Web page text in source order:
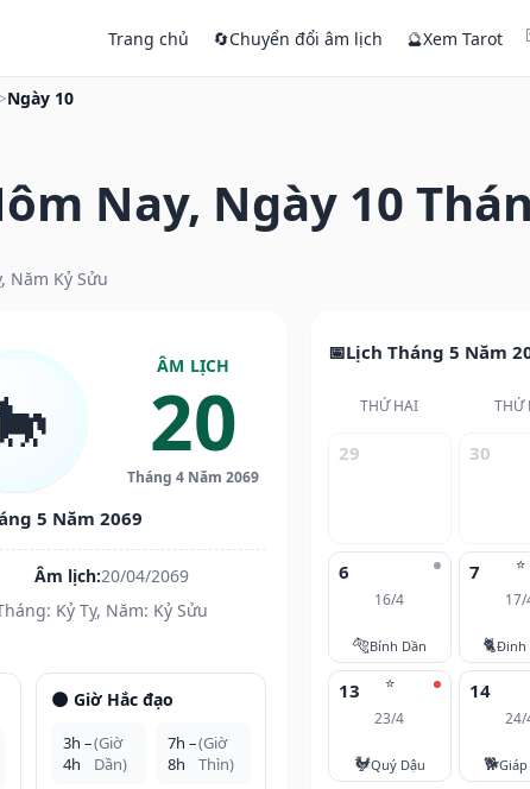
Trang chủ 🔄Chuyển đổi âm lịch 🔮Xem Tarot
>Ngày 10
Nay, Ngày 10
Năm Kỷ Sửu
ÂM LỊCH
20
Tháng 4 Năm 2069
5 Năm 2069
Âm lịch:20/04/2069
Kỷ Tỵ, Năm: Kỷ Sửu
🌑 Giờ Hắc đạo
3h –
4h
(Giờ
Dần)
7h –
8h
(Giờ
Thìn)
Lịch Tháng 5 Năm
THỨ HAI THỨ
29 30
6
16/4
🐅Bính Dần
⭐
7
17/
🐈Đinh
⭐
13
23/4
🐓Quý Dậu
14
24/
🐕Giáp